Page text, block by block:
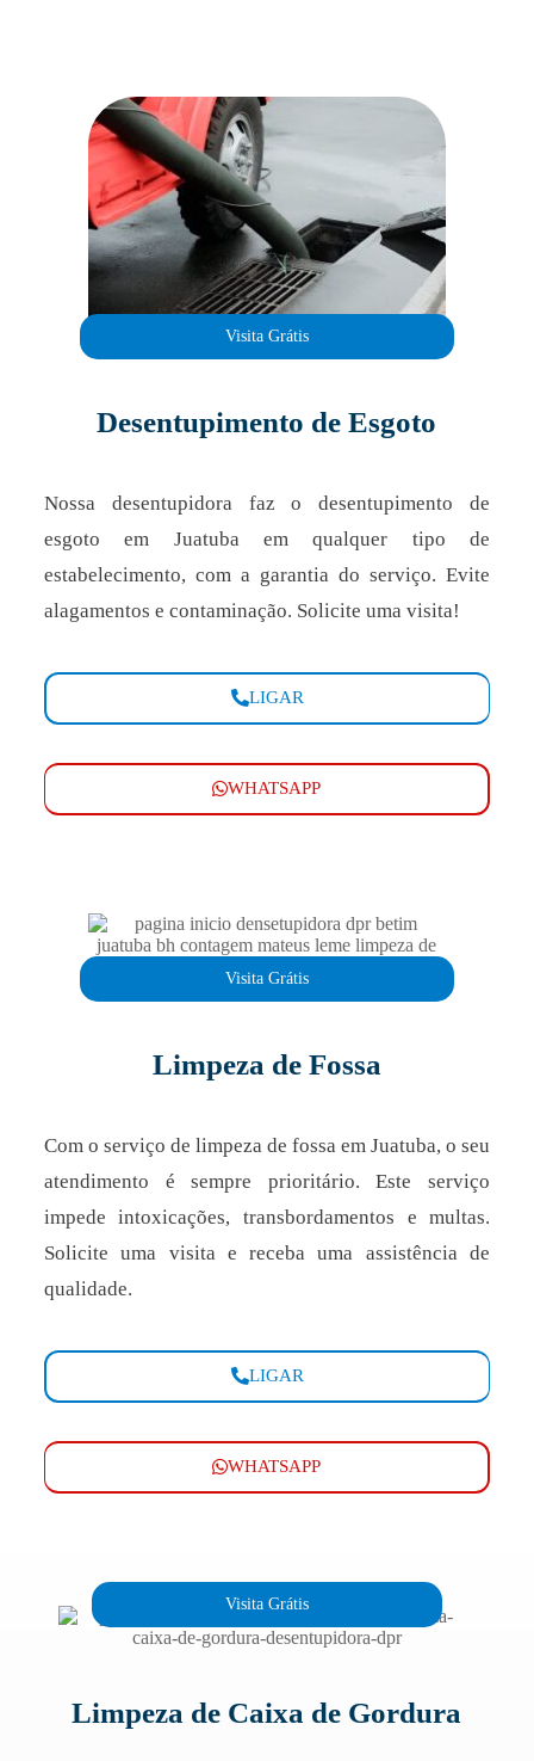
Visita Grátis
Desentupimento de Esgoto
Nossa desentupidora faz o desentupimento de
esgoto em Juatuba em qualquer tipo de
estabelecimento, com a garantia do serviço. Evite
alagamentos e contaminação. Solicite uma visita!
LIGAR
WHATSAPP
Visita Grátis
Limpeza de Fossa
Com o serviço de limpeza de fossa em Juatuba, o seu
atendimento é sempre prioritário. Este serviço
impede intoxicações, transbordamentos e multas.
Solicite uma visita e receba uma assistência de
qualidade.
LIGAR
WHATSAPP
Limpeza de Caixa de Gordura
Visita Grátis